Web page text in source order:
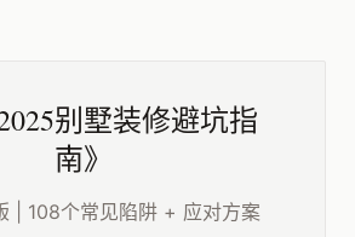
别墅装修避坑指
南》
| 108个常见陷阱 + 应对方案